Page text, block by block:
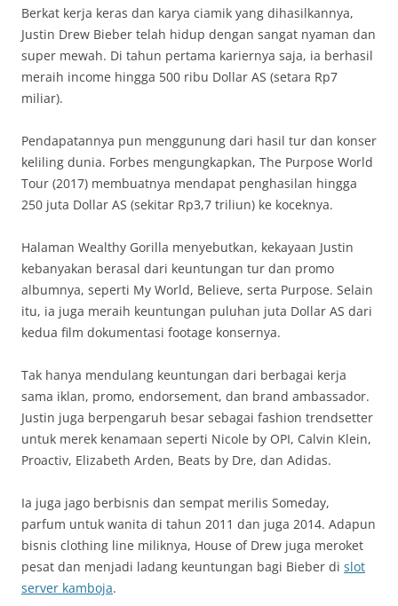
Berkat kerja keras dan karya ciamik yang dihasilkannya,
Justin Drew Bieber telah hidup dengan sangat nyaman dan
super mewah. Di tahun pertama kariernya saja, ia berhasil
meraih income hingga 500 ribu Dollar AS (setara Rp7
miliar).
Pendapatannya pun menggunung dari hasil tur dan konser
keliling dunia. Forbes mengungkapkan, The Purpose World
Tour (2017) membuatnya mendapat penghasilan hingga
250 juta Dollar AS (sekitar Rp3,7 triliun) ke koceknya.
Halaman Wealthy Gorilla menyebutkan, kekayaan Justin
kebanyakan berasal dari keuntungan tur dan promo
albumnya, seperti My World, Believe, serta Purpose. Selain
itu, ia juga meraih keuntungan puluhan juta Dollar AS dari
kedua film dokumentasi footage konsernya.
Tak hanya mendulang keuntungan dari berbagai kerja
sama iklan, promo, endorsement, dan brand ambassador.
Justin juga berpengaruh besar sebagai fashion trendsetter
untuk merek kenamaan seperti Nicole by OPI, Calvin Klein,
Proactiv, Elizabeth Arden, Beats by Dre, dan Adidas.
Ia juga jago berbisnis dan sempat merilis Someday,
parfum untuk wanita di tahun 2011 dan juga 2014. Adapun
bisnis clothing line miliknya, House of Drew juga meroket
pesat dan menjadi ladang keuntungan bagi Bieber di slot
server kamboja.